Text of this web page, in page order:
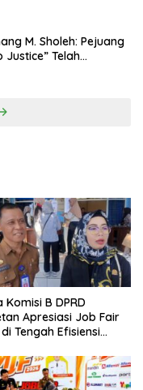
M. Sholeh: Pejuang
Justice” Telah
Komisi B DPRD
Apresiasi Job Fair
Tengah Efisiensi